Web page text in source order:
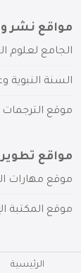
مواقع نشر
الجامع لعلوم
السنة النبوية
موقع الترجمات
مواقع
موقع مهارات
موقع المكتبة
الرئيسية